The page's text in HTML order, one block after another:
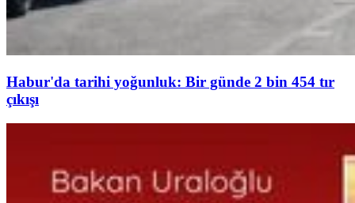
Habur'da tarihi yoğunluk: Bir günde 2 bin 454 tır
çıkışı